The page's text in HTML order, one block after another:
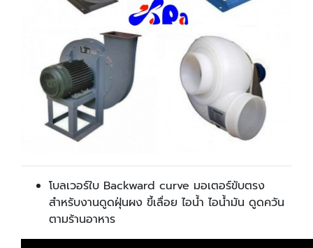
โบลเวอร์ใบ​ Backward curve มอเตอร์ขับตรง ​
สำหรับงานดูดฝุ่นผง ขี้เลื่อย ไอน้ำ ไอน้ำมัน ดูดควัน
ตามร้านอาหาร